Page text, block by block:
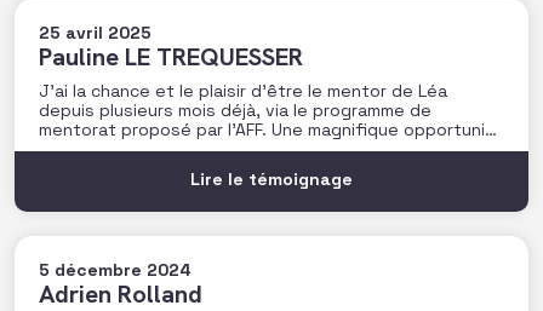
25 avril 2025
Pauline LE TREQUESSER
J’ai la chance et le plaisir d’être le mentor de Léa
depuis plusieurs mois déjà, via le programme de
mentorat proposé par l’AFF. Une magnifique opportunité
pour moi de faire la rencontre de cette jeune femme
pleine de talent, et de lui partager un peu de mon
expérience sur uneLire le témoignage
5 décembre 2024
Adrien Rolland